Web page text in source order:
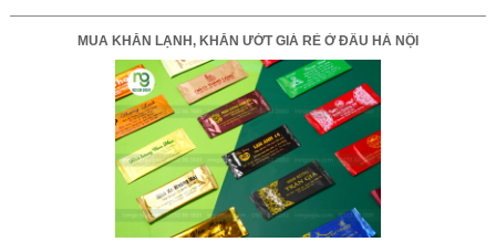
MUA KHĂN LẠNH, KHĂN ƯỚT GIÁ RẺ Ở ĐÂU HÀ NỘI